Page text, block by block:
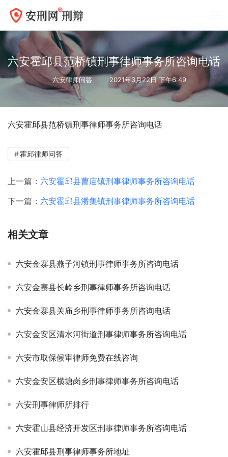
六安霍邱县范桥镇刑事律师事务所咨询电话
六安律师问答 2021年3月22日 下午6:49
六安霍邱县范桥镇刑事律师事务所咨询电话
霍邱律师问答
上一篇： 六安霍邱县曹庙镇刑事律师事务所咨询电话
下一篇： 六安霍邱县潘集镇刑事律师事务所咨询电话
相关文章
六安金寨县燕子河镇刑事律师事务所咨询电话
六安金寨县长岭乡刑事律师事务所咨询电话
六安金寨县关庙乡刑事律师事务所咨询电话
六安金安区清水河街道刑事律师事务所咨询电话
六安市取保候审律师免费在线咨询
六安金安区横塘岗乡刑事律师事务所咨询电话
六安刑事律师所排行
六安霍山县经济开发区刑事律师事务所咨询电话
六安霍邱县刑事律师事务所地址